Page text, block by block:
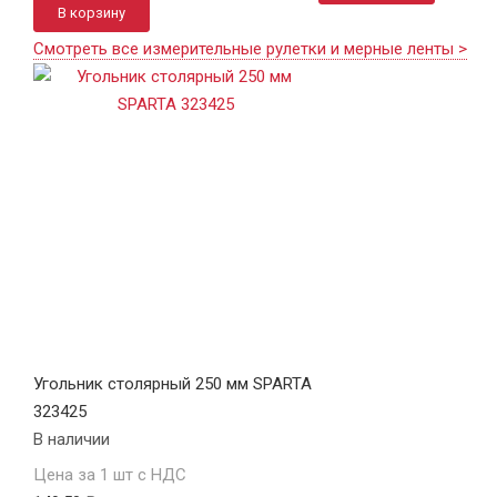
В корзину
Смотреть все измерительные рулетки и мерные ленты >
Угольник столярный 250 мм SPARTA
323425
В наличии
Цена за 1 шт с НДС